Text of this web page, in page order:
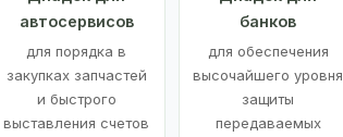
автосервисов
для порядка в
закупках запчастей
и быстрого
выставления счетов
банков
для обеспечения
высочайшего уровня
защиты
передаваемых